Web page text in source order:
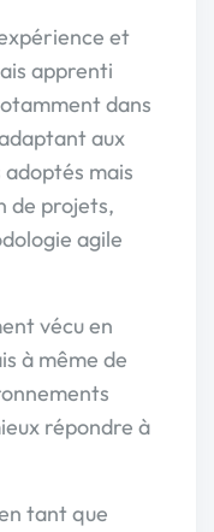
et
apprenti
dans
aux
mais
de projets,
agile
vécu en
à même de
répondre à
tant que